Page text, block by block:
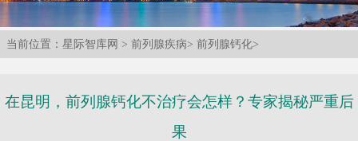
当前位置： 星际智库网 > 前列腺疾病> 前列腺钙化>
在昆明，前列腺钙化不治疗会怎样？专家揭秘严重后
果